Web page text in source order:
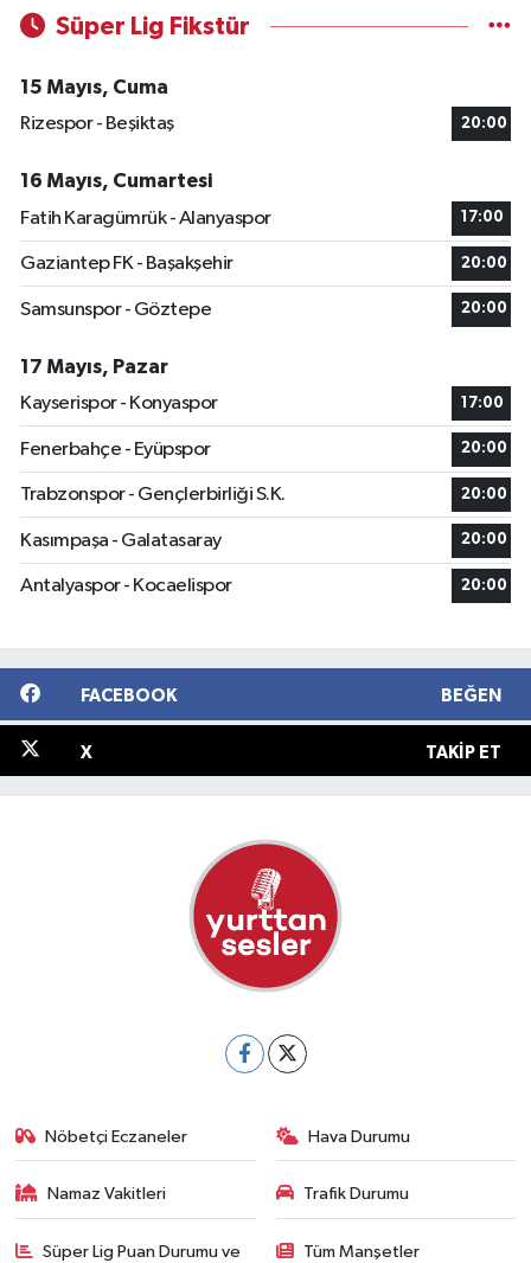
Süper Lig Fikstür
15 Mayıs, Cuma
Rizespor - Beşiktaş
20:00
16 Mayıs, Cumartesi
Fatih Karagümrük - Alanyaspor
17:00
Gaziantep FK - Başakşehir 20:00
Samsunspor - Göztepe 20:00
17 Mayıs, Pazar
Kayserispor - Konyaspor
17:00
Fenerbahçe - Eyüpspor 20:00
Trabzonspor - Gençlerbirliği S.K. 20:00
Kasımpaşa - Galatasaray 20:00
Antalyaspor - Kocaelispor 20:00
FACEBOOK BEĞEN
X TAKIP ET
Nöbetçi Eczaneler Hava Durumu
Namaz Vakitleri Trafik Durumu
Süper Lig Puan Durumu ve Tüm Manşetler